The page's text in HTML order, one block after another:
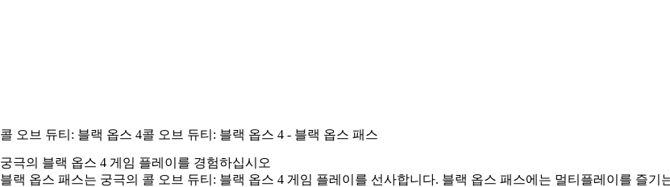
콜 오브 듀티: 블랙 옵스 4콜 오브 듀티: 블랙 옵스 4 - 블랙 옵스 패스
궁극의 블랙 옵스 4 게임 플레이를 경험하십시오
블랙 옵스 패스는 궁극의 콜 오브 듀티: 블랙 옵스 4 게임 플레이를 선사합니다. 블랙 옵스 패스에는 멀티플레이를 즐기